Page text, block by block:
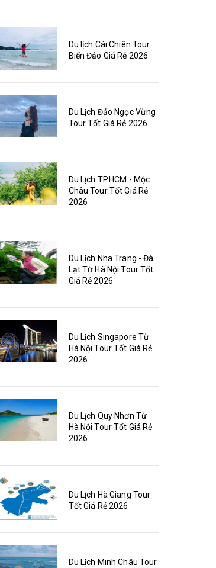
Du lịch Cái Chiên Tour
Biển Đảo Giá Rẻ 2026
Du Lịch Đảo Ngọc Vừng
Tour Tốt Giá Rẻ 2026
Du Lịch TP.HCM - Mộc
Châu Tour Tốt Giá Rẻ
2026
Du Lịch Nha Trang - Đà
Lạt Từ Hà Nội Tour Tốt
Giá Rẻ 2026
Du Lịch Singapore Từ
Hà Nội Tour Tốt Giá Rẻ
2026
Du Lịch Quy Nhơn Từ
Hà Nội Tour Tốt Giá Rẻ
2026
Du Lịch Hà Giang Tour
Tốt Giá Rẻ 2026
Du Lịch Minh Châu Tour